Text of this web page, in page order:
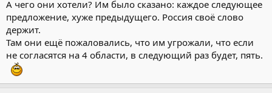
А чего они хотели? Им было сказано: каждое следующее
предложение, хуже предыдущего. Россия своё слово
держит.
Там они ещё пожаловались, что им угрожали, что если
не согласятся на 4 области, в следующий раз будет, пять.